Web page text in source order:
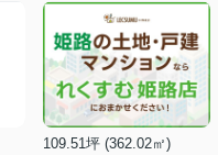
109.51坪 (362.02㎡)